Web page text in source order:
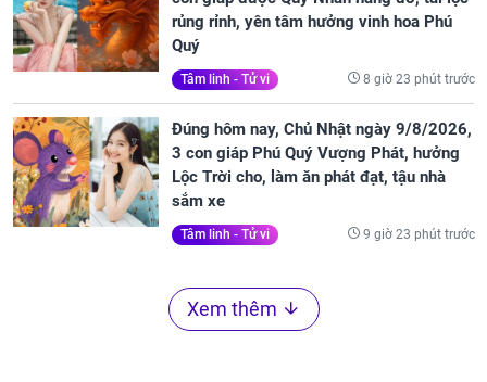
rủng rỉnh, yên tâm hưởng vinh hoa Phú
Quý
Tâm linh - Tử vi 8 giờ 23 phút trước
Đúng hôm nay, Chủ Nhật ngày 9/8/2026,
3 con giáp Phú Quý Vượng Phát, hưởng
Lộc Trời cho, làm ăn phát đạt, tậu nhà
sắm xe
Tâm linh - Tử vi 9 giờ 23 phút trước
Xem thêm